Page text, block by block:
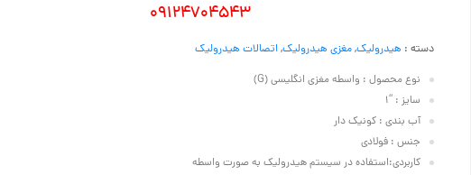
09124704543
دسته : هیدرولیک,مغزی هیدرولیک,اتصالات هیدرولیک
نوع محصول : واسطه مغزی انگلیسی (G)
سایز : “1
آب بندی : کونیک دار
جنس : فولادی
کاربردی:استفاده در سیستم هیدرولیک به صورت واسطه